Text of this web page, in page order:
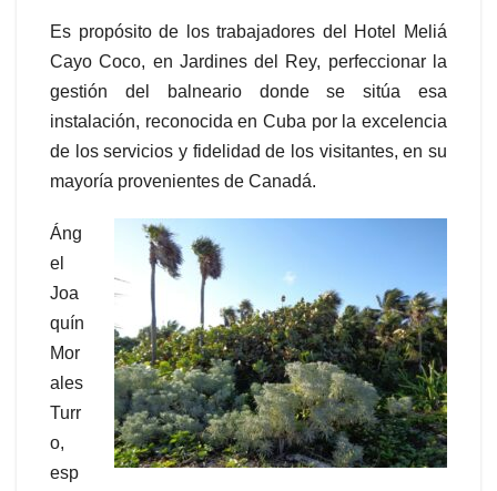
Es propósito de los trabajadores del Hotel Meliá
Cayo Coco, en Jardines del Rey, perfeccionar la
gestión del balneario donde se sitúa esa
instalación, reconocida en Cuba por la excelencia
de los servicios y fidelidad de los visitantes, en su
mayoría provenientes de Canadá.
Áng
el
Joa
quín
Mor
ales
Turr
o,
esp